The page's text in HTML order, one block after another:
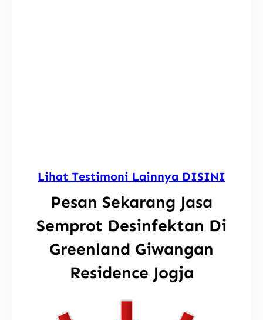
Lihat Testimoni Lainnya DISINI
Pesan Sekarang Jasa
Semprot Desinfektan Di
Greenland Giwangan
Residence Jogja